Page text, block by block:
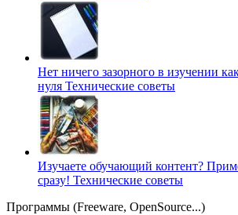
Нет ничего зазорного в изучении
нуля Технические советы
Изучаете обучающий контент?
сразу! Технические советы
Программы (Freeware, OpenSource...)